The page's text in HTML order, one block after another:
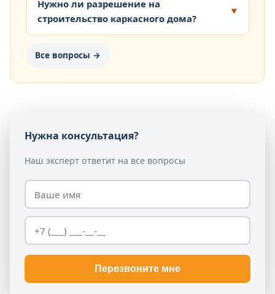
Нужно ли разрешение на
строительство каркасного дома?
Все вопросы →
Нужна консультация?
Наш эксперт ответит на все вопросы
Перезвоните мне